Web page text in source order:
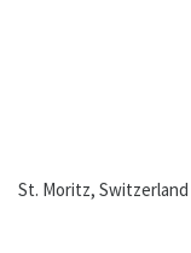
St. Moritz, Switzerland